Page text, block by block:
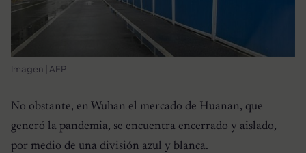
Imagen | AFP
No obstante, en Wuhan el mercado de Huanan, que
generó la pandemia, se encuentra encerrado y aislado,
por medio de una división azul y blanca.